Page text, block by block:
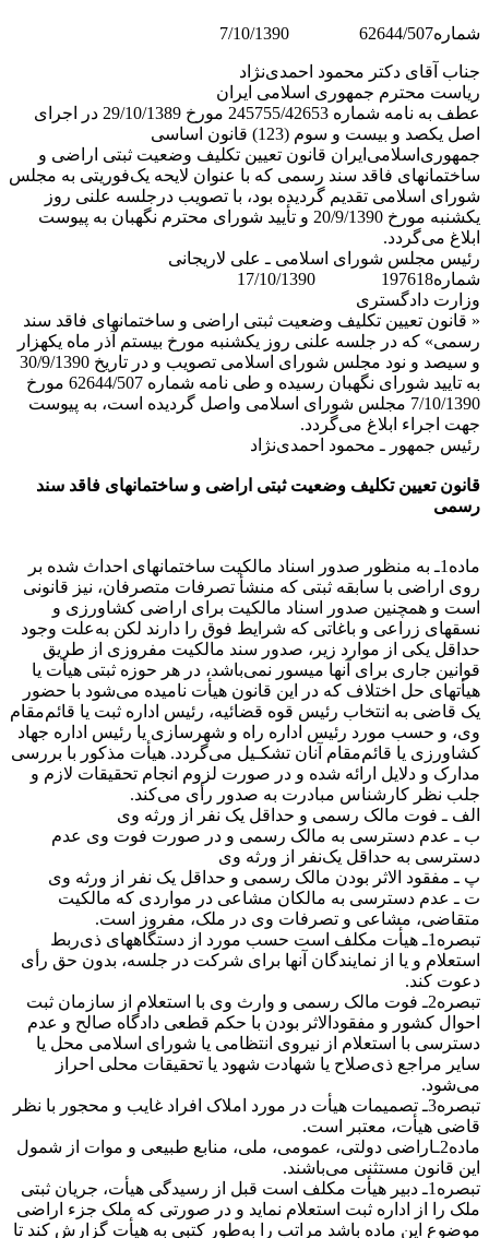
شماره62644/507 7/10/1390
جناب آقای دکتر محمود احمدی‌نژاد
ریاست محترم جمهوری اسلامی ایران
عطف به نامه شماره 245755/42653 مورخ 29/10/1389 در اجرای
اصل یکصد و بیست و سوم (123) قانون اساسی
جمهوری‌اسلامی‌ایران قانون تعیین تکلیف وضعیت ثبتی اراضی و
ساختمانهای فاقد سند رسمی که با عنوان لایحه یک‌فوریتی به مجلس
‌شورای ‌اسلامی تقدیم گردیده بود، با تصویب درجلسه علنی روز
یکشنبه مورخ 20/9/1390 و تأیید شورای محترم نگهبان به پیوست
ابلاغ می‌گردد.
رئیس مجلس شورای اسلامی ـ علی لاریجانی
شماره197618 17/10/1390
وزارت دادگستری
« قانون تعیین تکلیف وضعیت ثبتی اراضی و ساختمانهای فاقد سند
رسمی» که در جلسه علنی روز یکشنبه مورخ بیستم آذر ماه یکهزار
و سیصد و نود مجلس شورای اسلامی تصویب و در تاریخ 30/9/1390
به تایید شورای نگهبان رسیده و طی نامه شماره 62644/507 مورخ
7/10/1390 مجلس شورای اسلامی واصل گردیده است، به پیوست
جهت اجراء ابلاغ می‌گردد.
رئیس جمهور ـ محمود احمدی‌نژاد
قانون تعیین تکلیف وضعیت ثبتی اراضی و ساختمانهای فاقد سند
رسمی
ماده1ـ به منظور صدور اسناد مالکیت ساختمانهای احداث شده بر
روی اراضی با سابقه ثبتی که منشأ تصرفات متصرفان، نیز قانونی
است و همچنین صدور اسناد مالکیت برای اراضی کشاورزی و
نسقهای زراعی و باغاتی که شرایط فوق را دارند لکن به‌علت وجود
حداقل یکی از موارد زیر، صدور سند مالکیت مفروزی از طریق
قوانین جاری برای آنها میسور نمی‌باشد، در هر حوزه ثبتی هیأت یا
هیأتهای حل اختلاف که در این قانون هیأت نامیده می‌شود با حضور
یک قاضی به انتخاب رئیس قوه قضائیه، رئیس اداره ثبت یا قائم‌مقام
وی، و حسب مورد رئیس اداره راه و شهرسازی یا رئیس اداره جهاد
کشاورزی یا قائم‌مقام آنان تشکـیل می‌گردد. هیأت مذکور با بررسی
مدارک و دلایل ارائه شده و در صورت لزوم انجام تحقیقات لازم و
جلب نظر کارشناس مبادرت به صدور رأی می‌کند.
الف ـ فوت مالک رسمی و حداقل یک نفر از ورثه وی
ب ـ عدم دسترسی به مالک رسمی و در صورت فوت وی عدم
دسترسی به حداقل یک‌نفر از ورثه وی
پ ـ مفقود الاثر بودن مالک رسمی و حداقل یک نفر از ورثه وی
ت ـ عدم دسترسی به مالکان مشاعی در مواردی که مالکیت
متقاضی، مشاعی و تصرفات وی در ملک، مفروز است.
تبصره1ـ هیأت مکلف است حسب مورد از دستگاههای ذی‌ربط
استعلام و یا از نمایندگان آنها برای شرکت در جلسه، بدون حق رأی
دعوت کند.
تبصره2ـ فوت مالک رسمی و وارث وی با استعلام از سازمان ثبت
احوال کشور و مفقودالاثر بودن با حکم قطعی دادگاه صالح و عدم
دسترسی با استعلام از نیروی انتظامی یا شورای اسلامی محل یا
سایر مراجع ذی‌صلاح یا شهادت شهود یا تحقیقات محلی احراز
می‌شود.
تبصره3ـ تصمیمات هیأت در مورد املاک افراد غایب و محجور با نظر
قاضی هیأت، معتبر است.
ماده2ـاراضی دولتی، عمومی، ملی، منابع طبیعی و موات از شمول
این قانون مستثنی می‌باشند.
تبصره1ـ دبیر هیأت مکلف است قبل از رسیدگی هیأت، جریان ثبتی
ملک را از اداره ثبت استعلام نماید و در صورتی که ملک جزء اراضی
موضوع این ماده باشد مراتب را به‌طور کتبی به هیأت گزارش کند تا